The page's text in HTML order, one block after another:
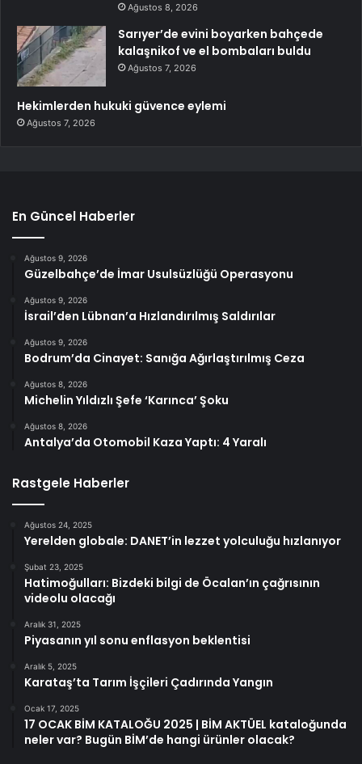
Ağustos 8, 2026
Sarıyer’de evini boyarken bahçede
kalaşnikof ve el bombaları buldu
Ağustos 7, 2026
Hekimlerden hukuki güvence eylemi
Ağustos 7, 2026
En Güncel Haberler
Ağustos 9, 2026
Güzelbahçe’de İmar Usulsüzlüğü Operasyonu
Ağustos 9, 2026
İsrail’den Lübnan’a Hızlandırılmış Saldırılar
Ağustos 9, 2026
Bodrum’da Cinayet: Sanığa Ağırlaştırılmış Ceza
Ağustos 8, 2026
Michelin Yıldızlı Şefe ‘Karınca’ Şoku
Ağustos 8, 2026
Antalya’da Otomobil Kaza Yaptı: 4 Yaralı
Rastgele Haberler
Ağustos 24, 2025
Yerelden globale: DANET’in lezzet yolculuğu hızlanıyor
Şubat 23, 2025
Hatimoğulları: Bizdeki bilgi de Öcalan’ın çağrısının
videolu olacağı
Aralık 31, 2025
Piyasanın yıl sonu enflasyon beklentisi
Aralık 5, 2025
Karataş’ta Tarım İşçileri Çadırında Yangın
Ocak 17, 2025
17 OCAK BİM KATALOĞU 2025 | BİM AKTÜEL kataloğunda
neler var? Bugün BİM’de hangi ürünler olacak?